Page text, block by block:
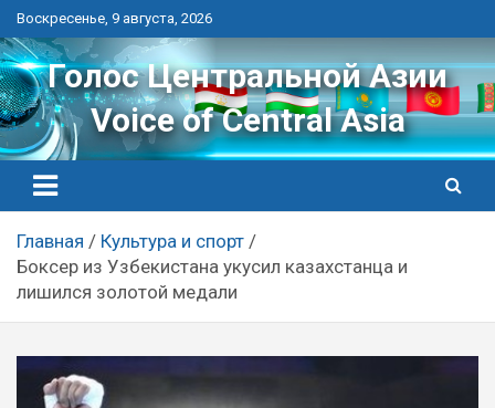
Перейти
к
контенту
Воскресенье, 9 августа, 2026
Голос Центральной Азии
Voice of Central Asia
Главная
Культура и спорт
Боксер из Узбекистана укусил казахстанца и
лишился золотой медали